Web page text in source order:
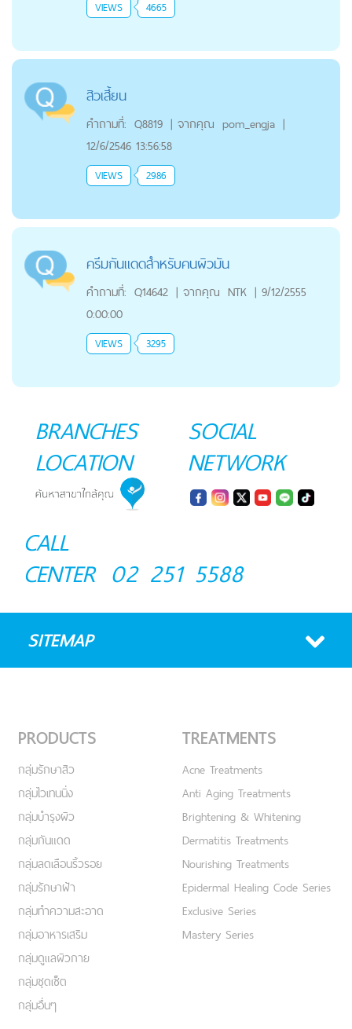
VIEWS 4665
สิวเสี้ยน
คำถามที่: Q8819 | จากคุณ pom_engja |
12/6/2546 13:56:58
VIEWS 2986
ครีมกันแดดสำหรับคนผิวมัน
คำถามที่: Q14642 | จากคุณ NTK | 9/12/2555
0:00:00
VIEWS 3295
BRANCHES
LOCATION
SOCIAL
NETWORK
CALL
CENTER 02 251 5588
SITEMAP
PRODUCTS
กลุ่มรักษาสิว
กลุ่มไวเทนนิ่ง
กลุ่มบำรุงผิว
กลุ่มกันแดด
กลุ่มลดเลือนริ้วรอย
กลุ่มรักษาฝ้า
กลุ่มทำความสะอาด
กลุ่มอาหารเสริม
กลุ่มดูแลผิวกาย
กลุ่มชุดเซ็ต
กลุ่มอื่นๆ
TREATMENTS
Acne Treatments
Anti Aging Treatments
Brightening & Whitening
Dermatitis Treatments
Nourishing Treatments
Epidermal Healing Code Series
Exclusive Series
Mastery Series